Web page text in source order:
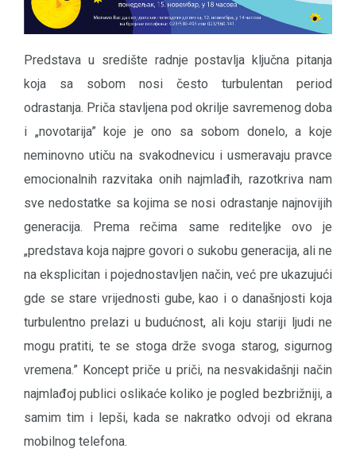
Predstava u središte radnje postavlja ključna pitanja
koja sa sobom nosi često turbulentan period
odrastanja. Priča stavljena pod okrilje savremenog doba
i „novotarija” koje je ono sa sobom donelo, a koje
neminovno utiču na svakodnevicu i usmeravaju pravce
emocionalnih razvitaka onih najmlađih, razotkriva nam
sve nedostatke sa kojima se nosi odrastanje najnovijih
generacija. Prema rečima same rediteljke ovo je
„predstava koja najpre govori o sukobu generacija, ali ne
na eksplicitan i pojednostavljen način, već pre ukazujući
gde se stare vrijednosti gube, kao i o današnjosti koja
turbulentno prelazi u budućnost, ali koju stariji ljudi ne
mogu pratiti, te se stoga drže svoga starog, sigurnog
vremena.” Koncept priče u priči, na nesvakidašnji način
najmlađoj publici oslikaće koliko je pogled bezbrižniji, a
samim tim i lepši, kada se nakratko odvoji od ekrana
mobilnog telefona.